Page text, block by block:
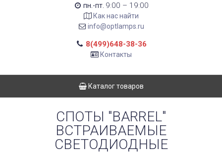
пн.-пт. 9:00 – 19:00
Как нас найти
info@optlamps.ru
8(499)648-38-36
Контакты
Каталог товаров
СПОТЫ "BARREL"
ВСТРАИВАЕМЫЕ
СВЕТОДИОДНЫЕ